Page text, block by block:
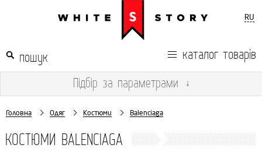
RU
каталог товарів
Підбір за параметрами ↓
Головна Одяг Костюми Balenciaga
КОСТЮМИ BALENCIAGA